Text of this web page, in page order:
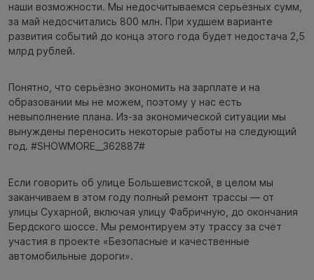
наши возможности. Мы недосчитываемся серьёзных сумм,
за май недосчитались 800 млн. При худшем варианте
развития событий до конца этого года будет недостача 2,5
млрд рублей.
Понятно, что серьёзно экономить на зарплате и на
образовании мы не можем, поэтому у нас есть
невыполнение плана. Из-за экономической ситуации мы
вынуждены переносить некоторые работы на следующий
год. #SHOWMORE__362887#
Если говорить об улице Большевистской, в целом мы
заканчиваем в этом году полный ремонт трассы — от
улицы Сухарной, включая улицу Фабричную, до окончания
Бердского шоссе. Мы ремонтируем эту трассу за счёт
участия в проекте «Безопасные и качественные
автомобильные дороги».